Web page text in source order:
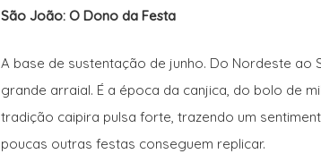
São João: O Dono da Festa
A base de sustentação de junho. Do Nordeste ao
grande arraial. É a época da canjica, do bolo de
tradição caipira pulsa forte, trazendo um
poucas outras festas conseguem replicar.